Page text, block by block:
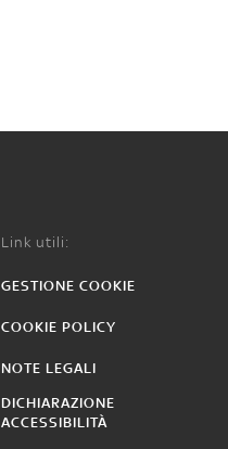
Link utili:
GESTIONE COOKIE
COOKIE POLICY
NOTE LEGALI
DICHIARAZIONE
ACCESSIBILITÀ